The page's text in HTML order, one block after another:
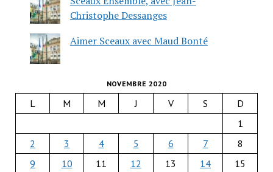
Christophe Dessanges
Aimer Sceaux avec Maud Bonté
NOVEMBRE 2020
L M M J V S
D
1
2
3 4 5 6 7
8
9
10 11 12 13 14 15